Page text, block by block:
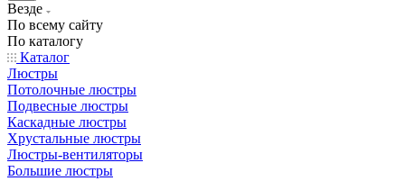
Везде
По всему сайту
По каталогу
Каталог
Люстры
Потолочные люстры
Подвесные люстры
Каскадные люстры
Хрустальные люстры
Люстры-вентиляторы
Большие люстры